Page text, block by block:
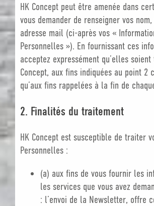
HK Concept peut être amenée dans
vous demander de renseigner vos
adresse mail (ci-après vos «
Personnelles »). En fournissant ces
acceptez expressément qu’elles
Concept, aux fins indiquées au point 2
qu’aux fins rappelées à la fin de
2. Finalités du traitement
HK Concept est susceptible de traiter
Personnelles :
(a) aux fins de vous fournir les
les services que vous avez
: l’envoi de la Newsletter, offre